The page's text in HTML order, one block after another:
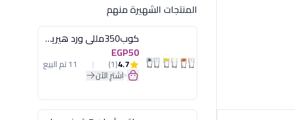
المنتجات الشهيرة منهم
كوب350مللى ورد هيريفين
EGP50
4.7
(1) 11 تم البيع
اشترِ الآن